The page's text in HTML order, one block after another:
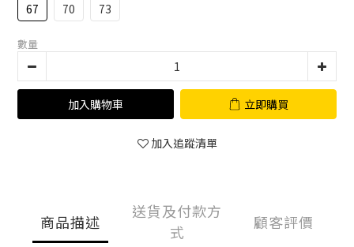
67 70 73
數量
加入購物車 立即購買
加入追蹤清單
商品描述
送貨及付款方
式
顧客評價